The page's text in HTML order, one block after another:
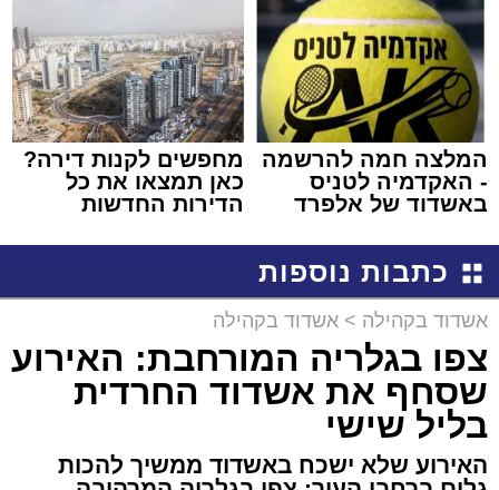
המלצה חמה להרשמה
- האקדמיה לטניס
באשדוד של אלפרד
מחפשים לקנות דירה?
כאן תמצאו את כל
הדירות החדשות
כתבות נוספות
אשדוד בקהילה > אשדוד בקהילה
צפו בגלריה המורחבת: האירוע
שסחף את אשדוד החרדית
בליל שישי
האירוע שלא ישכח באשדוד ממשיך להכות